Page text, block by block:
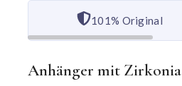
101% Original
Anhänger mit Zirkonia